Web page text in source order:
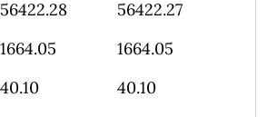
56422.28
56422.27
1664.05
1664.05
40.10 40.10